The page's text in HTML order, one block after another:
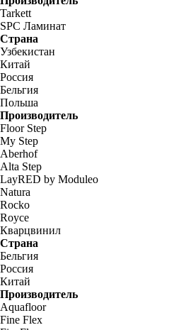
Tarkett
SPC Ламинат
Страна
Узбекистан
Китай
Россия
Бельгия
Польша
Производитель
Floor Step
My Step
Aberhof
Alta Step
LayRED by Moduleo
Natura
Rocko
Royce
Кварцвинил
Страна
Бельгия
Россия
Китай
Производитель
Aquafloor
Fine Flex